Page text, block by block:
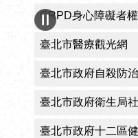
CRPD身心障礙者
臺北市醫療觀光網
臺北市政府自殺防
臺北市政府衛生局
臺北市政府十二區